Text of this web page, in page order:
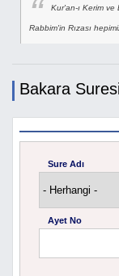
Kur'an-ı Kerim ve
Rabbim'in Rızası
Bakara
Sure Adı
Ayet No